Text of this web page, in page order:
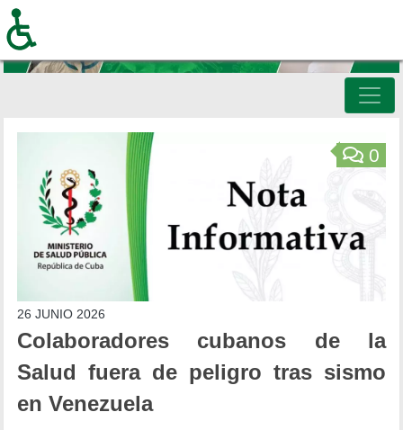
principal
Inicio 0
26 JUNIO 2026
Colaboradores cubanos de la
Salud fuera de peligro tras sismo
en Venezuela